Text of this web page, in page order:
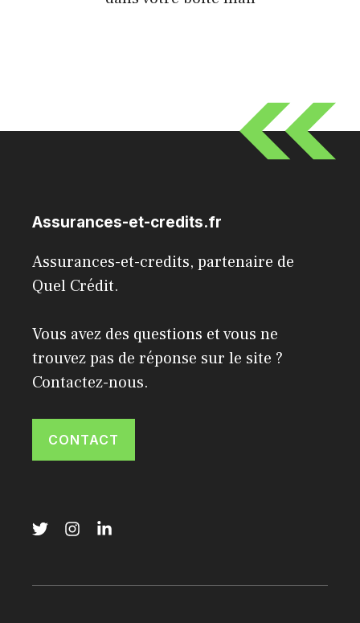
Assurances-et-credits.fr
Assurances-et-credits, partenaire de
Quel Crédit.
Vous avez des questions et vous ne
trouvez pas de réponse sur le site ?
Contactez-nous.
CONTACT